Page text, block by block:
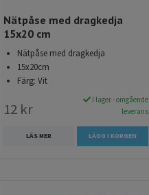
Nätpåse med dragkedja
15x20 cm
Nätpåse med dragkedja
15x20cm
Färg: Vit
12 kr
I lager - omgående
leverans
LÄS MER LÄGG I KORGEN